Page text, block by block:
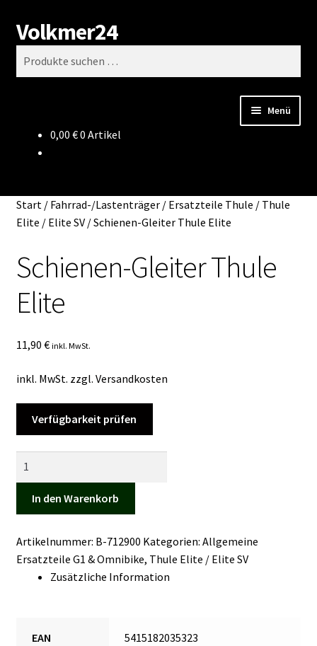
Zur
Navigation
springen
Zum
Inhalt
springen
Volkmer24
Suchen
Menü
Impressum
Datenschutz
Impressum
Mein Konto
Warenkorb
0,00 €0 Artikel
Start/ Fahrrad-/Lastenträger/ Ersatzteile Thule / Thule
Elite / Elite SV/Schienen-Gleiter Thule Elite
Schienen-Gleiter Thule
Elite
11,90 € inkl. MwSt.
inkl. MwSt. zzgl. Versandkosten
Verfügbarkeit prüfen
Thule
Elite
In den Warenkorb
Artikelnummer: B-712900 Kategorien: Allgemeine
Ersatzteile G1 & Omnibike, Thule Elite / Elite SV
Zusätzliche Information
EAN 5415182035323